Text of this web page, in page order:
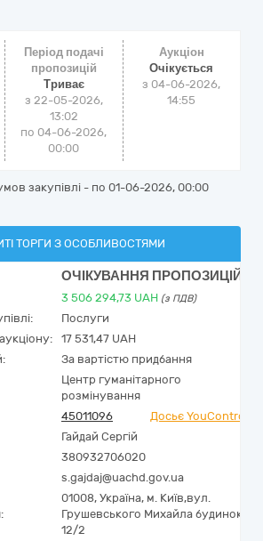
Період подачі
пропозицій
Триває
з 22-05-2026,
13:02
по 04-06-2026,
00:00
Аукціон
Очікується
з 04-06-2026,
14:55
закупівлі - по 01-06-2026, 00:00
ТОРГИ З ОСОБЛИВОСТЯМИ
ОЧІКУВАННЯ ПРОПОЗИЦІЙ
3 506 294,73 UAH (з ПДВ)
Послуги
17 531,47 UAH
За вартістю придбання
Центр гуманітарного
розмінування
45011096
Досьє YouControl
Гайдай Сергій
380932706020
s.gajdaj@uachd.gov.ua
01008, Україна, м. Київ,вул.
Грушевського Михайла будинок
12/2